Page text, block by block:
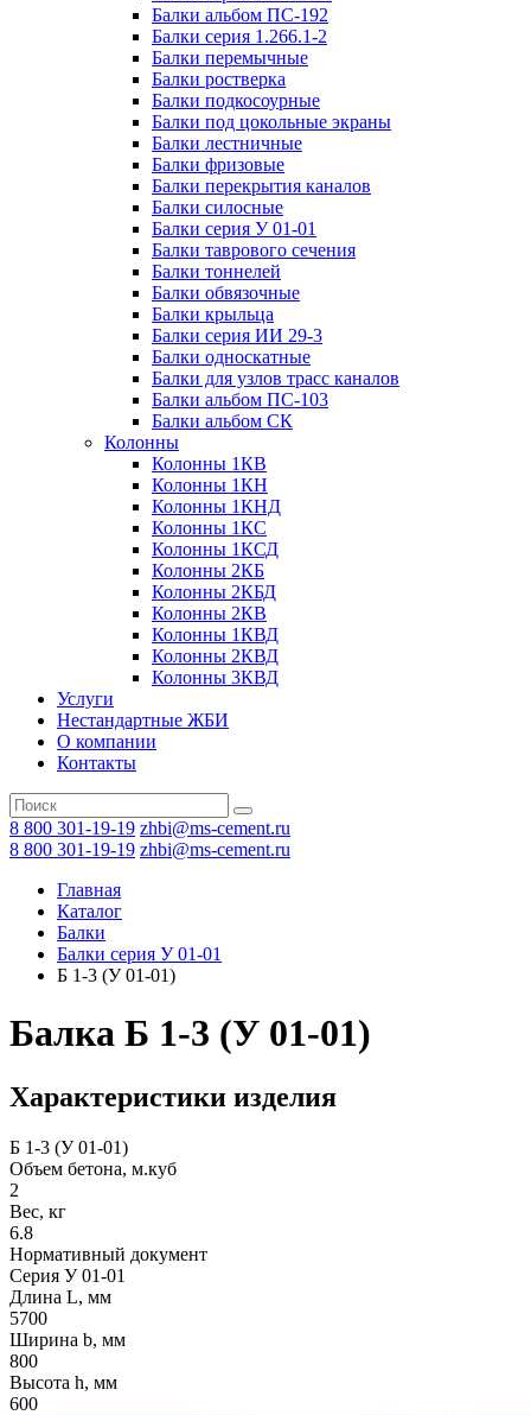
Балки альбом ПС-192
Балки серия 1.266.1-2
Балки перемычные
Балки ростверка
Балки подкосоурные
Балки под цокольные экраны
Балки лестничные
Балки фризовые
Балки перекрытия каналов
Балки силосные
Балки серия У 01-01
Балки таврового сечения
Балки тоннелей
Балки обвязочные
Балки крыльца
Балки серия ИИ 29-3
Балки односкатные
Балки для узлов трасс каналов
Балки альбом ПС-103
Балки альбом СК
Колонны
Колонны 1КВ
Колонны 1КН
Колонны 1КНД
Колонны 1КС
Колонны 1КСД
Колонны 2КБ
Колонны 2КБД
Колонны 2КВ
Колонны 1КВД
Колонны 2КВД
Колонны 3КВД
Услуги
Нестандартные ЖБИ
О компании
Контакты
8 800 301-19-19 zhbi@ms-cement.ru
8 800 301-19-19 zhbi@ms-cement.ru
Главная
Каталог
Балки
Балки серия У 01-01
Б 1-3 (У 01-01)
Балка Б 1-3 (У 01-01)
Характеристики изделия
Б 1-3 (У 01-01)
Объем бетона, м.куб
2
Вес, кг
6.8
Нормативный документ
Серия У 01-01
Длина L, мм
5700
Ширина b, мм
800
Высота h, мм
600